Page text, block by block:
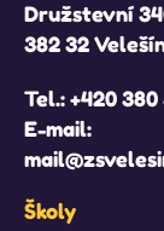
Družstevní
382 32
Tel.:+420 380
E-mail:
Školy